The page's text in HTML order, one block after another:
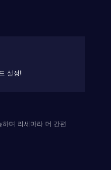
설정!
며 리세마라 더 간편